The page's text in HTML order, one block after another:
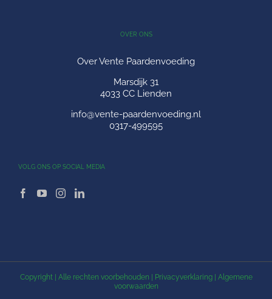
OVER ONS
Over Vente Paardenvoeding
Marsdijk 31
4033 CC Lienden
info@vente-paardenvoeding.nl
0317-499595
VOLG ONS OP SOCIAL MEDIA
Copyright | Alle rechten voorbehouden | Privacyverklaring| Algemene
voorwaarden